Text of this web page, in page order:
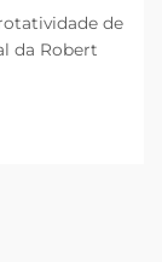
de
da Robert